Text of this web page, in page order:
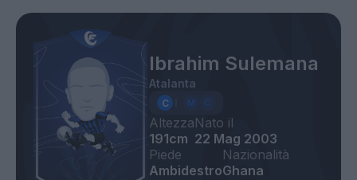
Ibrahim Sulemana
Atalanta
Altezza
191cm
Nato il
22 Mag 2003
Piede
Ambidestro
Nazionalità
Ghana